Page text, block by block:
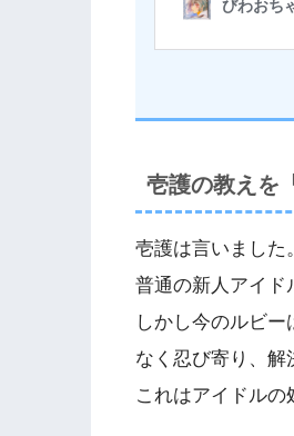
壱護の教えを
壱護は言いました
普通の新人アイド
しかし今のルビ
なく忍び寄り、解
これはアイドルの